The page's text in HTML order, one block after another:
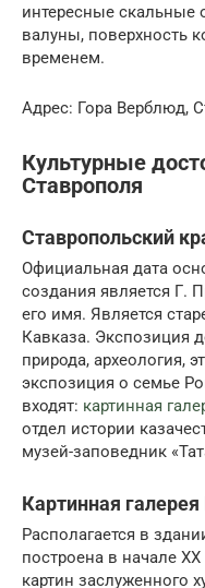
интересные скальные
валуны, поверхность
временем.
Адрес: Гора Верблюд,
Культурные
Ставрополя
Ставропольский
Официальная дата
создания является Г.
его имя. Является
Кавказа. Экспозиция
природа, археология,
экспозиция о семье
входят: картинная
отдел истории
музей-заповедник
Картинная
Располагается в
построена в начале
картин заслуженного